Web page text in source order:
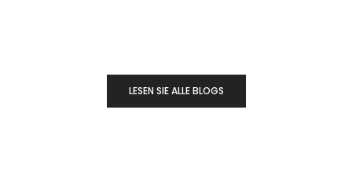
LESEN SIE ALLE BLOGS